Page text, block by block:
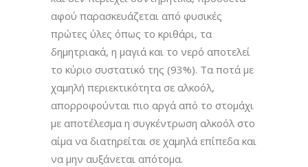
αφού παρασκευάζεται από φυσικές
πρώτες ύλες όπως το κριθάρι, τα
δημητριακά, η μαγιά και το νερό αποτελεί
το κύριο συστατικό της (93%). Τα ποτά με
χαμηλή περιεκτικότητα σε αλκοόλ,
απορροφούνται πιο αργά από το στομάχι
με αποτέλεσμα η συγκέντρωση αλκοόλ στο
αίμα να διατηρείται σε χαμηλά επίπεδα και
να μην αυξάνεται απότομα.